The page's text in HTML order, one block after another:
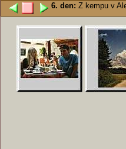
6. den: Z kempu v